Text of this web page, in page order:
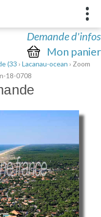
Demande d'infos
Mon panier
(33 › Lacanau-ocean › Zoom
18-0708